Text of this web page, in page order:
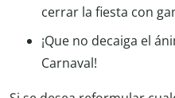
cerrar la fiesta con
¡Que no decaiga el
Carnaval!